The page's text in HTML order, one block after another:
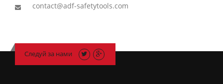
contact@adf-safetytools.com
Следуй за нами